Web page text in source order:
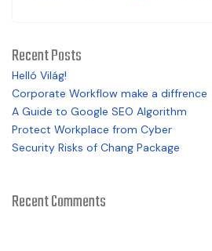
Recent Posts
Helló Világ!
Corporate Workflow make a diffrence
A Guide to Google SEO Algorithm
Protect Workplace from Cyber
Security Risks of Chang Package
Recent Comments